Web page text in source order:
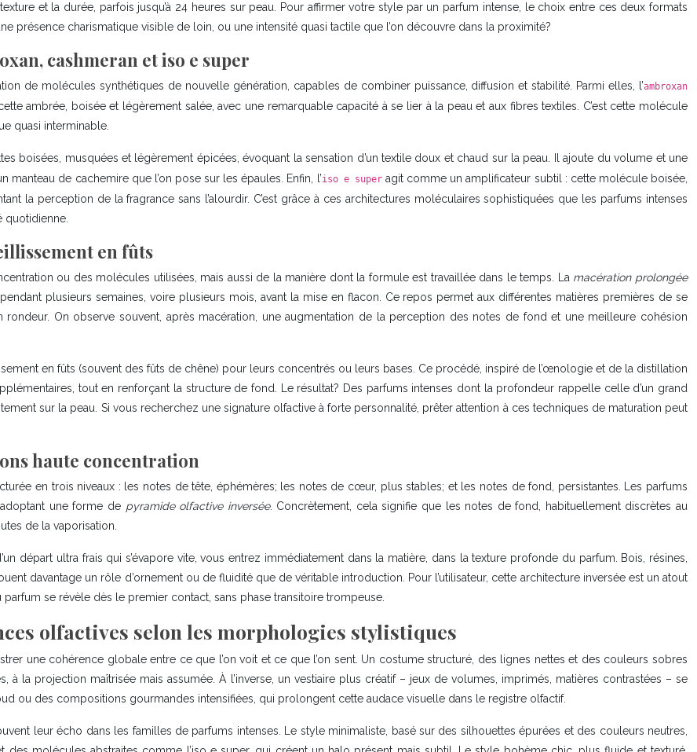
et la durée, parfois jusqu’à 24 heures sur peau. Pour affirmer votre style par un parfum intense, le choix entre ces deux formats
présence charismatique visible de loin, ou une intensité quasi tactile que l’on découvre dans la proximité?
cashmeran et iso e super
de molécules synthétiques de nouvelle génération, capables de combiner puissance, diffusion et stabilité. Parmi elles, l’ambroxan
ambrée, boisée et légèrement salée, avec une remarquable capacité à se lier à la peau et aux fibres textiles. C’est cette molécule
quasi interminable.
boisées, musquées et légèrement épicées, évoquant la sensation d’un textile doux et chaud sur la peau. Il ajoute du volume et une
de cachemire que l’on pose sur les épaules. Enfin, l’iso e superagit comme un amplificateur subtil : cette molécule boisée,
la perception de la fragrance sans l’alourdir. C’est grâce à ces architectures moléculaires sophistiquées que les parfums intenses
quotidienne.
en fûts
ou des molécules utilisées, mais aussi de la manière dont la formule est travaillée dans le temps. La macération prolongée
plusieurs semaines, voire plusieurs mois, avant la mise en flacon. Ce repos permet aux différentes matières premières de se
On observe souvent, après macération, une augmentation de la perception des notes de fond et une meilleure cohésion
en fûts (souvent des fûts de chêne) pour leurs concentrés ou leurs bases. Ce procédé, inspiré de l’œnologie et de la distillation
tout en renforçant la structure de fond. Le résultat? Des parfums intenses dont la profondeur rappelle celle d’un grand
sur la peau. Si vous recherchez une signature olfactive à forte personnalité, prêter attention à ces techniques de maturation peut
haute concentration
en trois niveaux : les notes de tête, éphémères; les notes de cœur, plus stables; et les notes de fond, persistantes. Les parfums
une forme de pyramide olfactive inversée. Concrètement, cela signifie que les notes de fond, habituellement discrètes au
de la vaporisation.
départ ultra frais qui s’évapore vite, vous entrez immédiatement dans la matière, dans la texture profonde du parfum. Bois, résines,
davantage un rôle d’ornement ou de fluidité que de véritable introduction. Pour l’utilisateur, cette architecture inversée est un atout
parfum se révèle dès le premier contact, sans phase transitoire trompeuse.
olfactives selon les morphologies stylistiques
une cohérence globale entre ce que l’on voit et ce que l’on sent. Un costume structuré, des lignes nettes et des couleurs sobres
la projection maîtrisée mais assumée. À l’inverse, un vestiaire plus créatif – jeux de volumes, imprimés, matières contrastées – se
ou des compositions gourmandes intensifiées, qui prolongent cette audace visuelle dans le registre olfactif.
leur écho dans les familles de parfums intenses. Le style minimaliste, basé sur des silhouettes épurées et des couleurs neutres,